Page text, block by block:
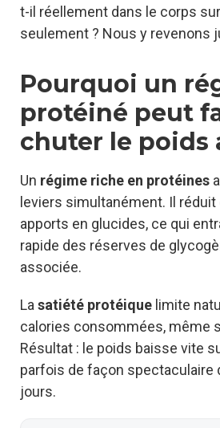
t-il réellement dans le corps
seulement ? Nous y revenons
Pourquoi un
protéiné peut
chuter le poids
Un régime riche en protéines
leviers simultanément. Il
apports en glucides, ce qui
rapide des réserves de
associée.
La satiété protéique limite
calories consommées, même
Résultat : le poids baisse vite
parfois de façon spectaculaire
jours.